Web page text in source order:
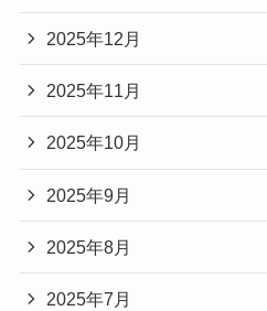
2025年12月
2025年11月
2025年10月
2025年9月
2025年8月
2025年7月